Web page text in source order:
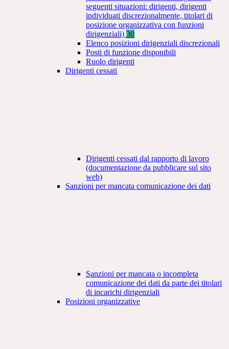
seguenti situazioni: dirigenti, dirigenti
individuati discrezionalmente, titolari di
posizione organizzativa con funzioni
dirigenziali) 30
Elenco posizioni dirigenziali discrezionali
Posti di funzione disponibili
Ruolo dirigenti
Dirigenti cessati
Dirigenti cessati dal rapporto di lavoro
(documentazione da pubblicare sul sito
web)
Sanzioni per mancata comunicazione dei dati
Sanzioni per mancata o incompleta
comunicazione dei dati da parte dei titolari
di incarichi dirigenziali
Posizioni organizzative